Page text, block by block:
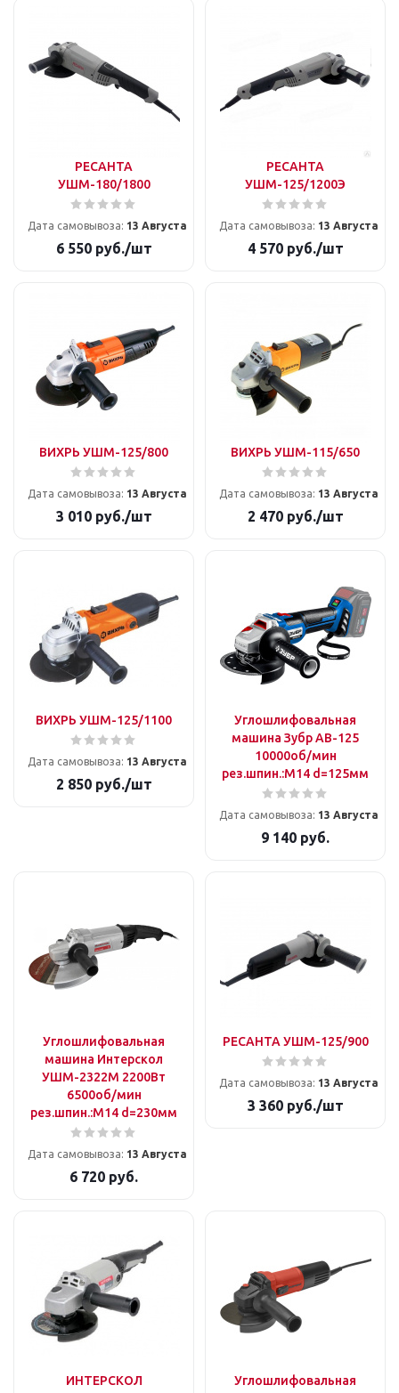
РЕСАНТА
УШМ-180/1800
Дата самовывоза: 13 Августа
6 550руб./шт
РЕСАНТА
УШМ-125/1200Э
Дата самовывоза: 13 Августа
4 570руб./шт
ВИХРЬ УШМ-125/800
Дата самовывоза: 13 Августа
3 010руб./шт
ВИХРЬ УШМ-115/650
Дата самовывоза: 13 Августа
2 470руб./шт
ВИХРЬ УШМ-125/1100
Дата самовывоза: 13 Августа
2 850руб./шт
Углошлифовальная
машина Зубр AB-125
10000об/мин
рез.шпин.:M14 d=125мм
Дата самовывоза: 13 Августа
9 140 руб.
Углошлифовальная
машина Интерскол
УШМ-2322М 2200Вт
6500об/мин
рез.шпин.:M14 d=230мм
Дата самовывоза: 13 Августа
6 720 руб.
РЕСАНТА УШМ-125/900
Дата самовывоза: 13 Августа
3 360руб./шт
ИНТЕРСКОЛ
Углошлифовальная